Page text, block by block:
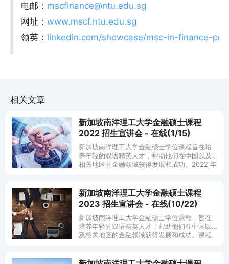
电邮： mscfinance@ntu.edu.sg
网址：www.mscf.ntu.edu.sg
领英： linkedin.com/showcase/msc-in-finance-
相关文章
新加坡南洋理工大学金融硕士课程
2022 招生宣讲会 - 在线(1/15)
新加坡南洋理工大学金融硕士学位课程旨在培
养年轻的双语精英人才，帮助他们在中国以及
相关地区的金融领域获得发展和成功。2022 年
新加坡南洋理工大学金融硕士课程
2023 招生宣讲会 - 在线(10/22)
新加坡南洋理工大学金融硕士学位课程，旨在
培养年轻的双语精英人才，帮助他们在中国以
及相关地区的金融领域获得发展和成功。课程